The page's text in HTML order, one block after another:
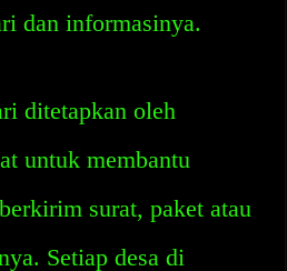
dan informasinya.
ditetapkan oleh
untuk membantu
surat, paket atau
Setiap desa di